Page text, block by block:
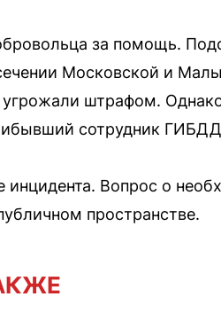
за помощь.
Московской и
угрожали штрафом.
сотрудник
Вопрос о
пространстве.